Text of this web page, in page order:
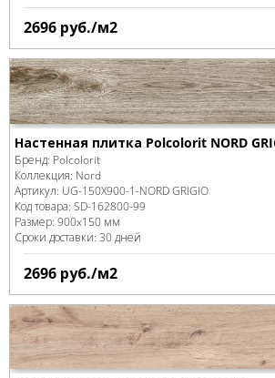
2696 руб./м2
Настенная плитка Polcolorit NORD
Бренд: Polcolorit
Коллекция: Nord
Артикул: UG-150X900-1-NORD GRIGIO
Код товара: SD-162800-99
Размер: 900x150 мм
Сроки доставки: 30 дней
2696 руб./м2